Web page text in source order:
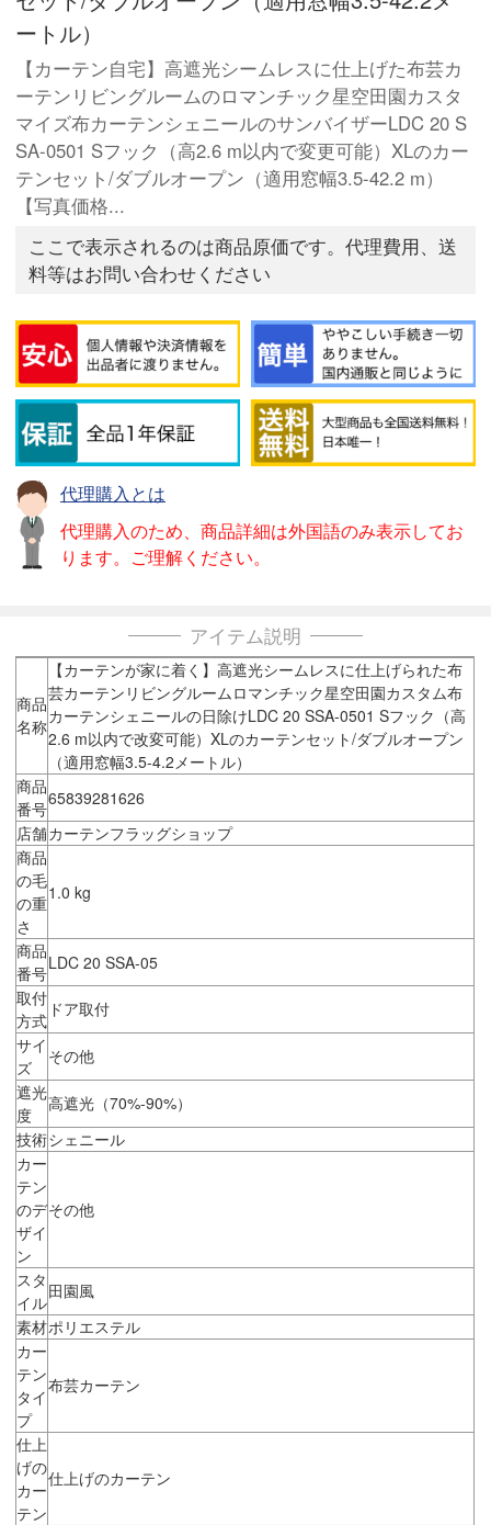
ートル）
【カーテン自宅】高遮光シームレスに仕上げた布芸カ
ーテンリビングルームのロマンチック星空田園カスタ
マイズ布カーテンシェニールのサンバイザーLDC 20 S
SA-0501 Sフック（高2.6 m以内で変更可能）XLのカー
テンセット/ダブルオープン（適用窓幅3.5-42.2 m）
【写真価格...
ここで表示されるのは商品原価です。代理費用、送
料等はお問い合わせください
代理購入とは
代理購入のため、商品詳細は外国語のみ表示してお
ります。ご理解ください。
アイテム説明
商品
名称
【カーテンが家に着く】高遮光シームレスに仕上げられた布
芸カーテンリビングルームロマンチック星空田園カスタム布
カーテンシェニールの日除けLDC 20 SSA-0501 Sフック（高
2.6 m以内で改変可能）XLのカーテンセット/ダブルオープン
（適用窓幅3.5-4.2メートル）
商品
番号65839281626
店舗カーテンフラッグショップ
商品
の毛
の重
さ
1.0 kg
商品
番号LDC 20 SSA-05
取付
方式
ドア取付
サイ
ズ
その他
遮光
度
高遮光（70%-90%）
技術シェニール
カー
テン
のデ
ザイ
ン
その他
スタ
イル
田園風
素材ポリエステル
カー
テン
タイ
プ
布芸カーテン
仕上
げの
カー
テン
仕上げのカーテン